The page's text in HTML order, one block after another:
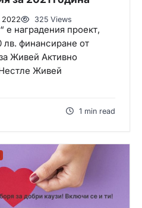
2022 325 Views
е наградения проект,
лв. финансиране от
Живей Активно
Живей
1 min read